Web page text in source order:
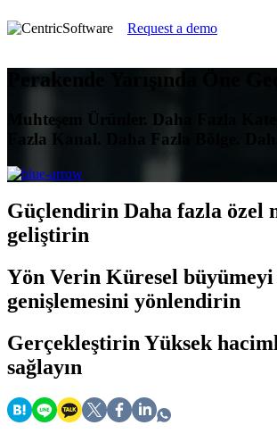
Request a demo
Perakende Yarışında Öne
Muhteşem Ürünler. Daha Fazla
Fazla Kanal. Daha Fazla Bölge. Daha
Güçlendirin Daha fazla özel
geliştirin
Yön Verin Küresel
genişlemesini yönlendirin
GerçekleştirinYüksek
sağlayın